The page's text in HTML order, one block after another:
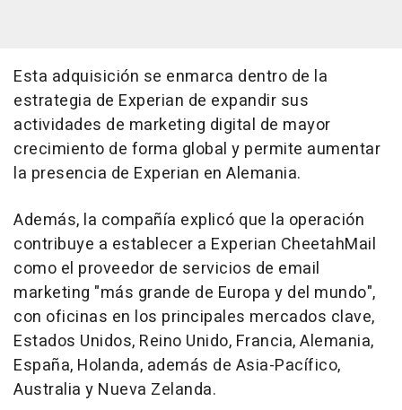
Esta adquisición se enmarca dentro de la
estrategia de Experian de expandir sus
actividades de marketing digital de mayor
crecimiento de forma global y permite aumentar
la presencia de Experian en Alemania.
Además, la compañía explicó que la operación
contribuye a establecer a Experian CheetahMail
como el proveedor de servicios de email
marketing "más grande de Europa y del mundo",
con oficinas en los principales mercados clave,
Estados Unidos, Reino Unido, Francia, Alemania,
España, Holanda, además de Asia-Pacífico,
Australia y Nueva Zelanda.